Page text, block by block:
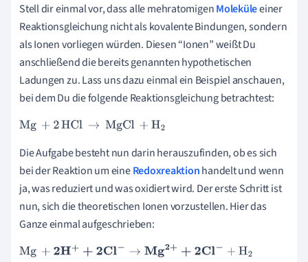
Stell dir einmal vor, dass alle mehratomigenMoleküleeiner
Reaktionsgleichung nicht als kovalente Bindungen, sondern
als Ionen vorliegen würden. Diesen “Ionen” weißt Du
anschließend die bereits genannten hypothetischen
Ladungen zu. Lass uns dazu einmal ein Beispiel anschauen,
bei dem Du die folgende Reaktionsgleichung betrachtest:
Mg+ 2HCl→MgCl +H
Die Aufgabe besteht nun darin herauszufinden, ob es sich
bei der Reaktion um eineRedoxreaktionhandelt und wenn
ja, was reduziert und was oxidiert wird. Der erste Schritt ist
nun, sich die theoretischen Ionen vorzustellen. Hier das
Ganze einmal aufgeschrieben:
Mg+ 2H++2Cl-→Mg2++2Cl -+H 2